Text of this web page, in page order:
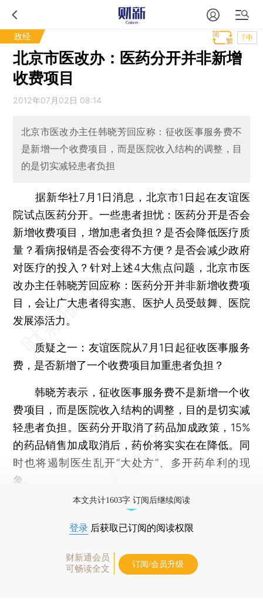
政经 T中
北京市医改办：医药分开并非新增
收费项目
2012年07月02日 08:14
北京市医改办主任韩晓芳回应称：征收医事服务费不
是新增一个收费项目，而是医院收入结构的调整，目
的是切实减轻患者负担
据新华社7月1日消息，北京市1日起在友谊医
院试点医药分开。一些患者担忧：医药分开是否会
新增收费项目，增加患者负担？是否会降低医疗质
量？看病报销是否会变得不方便？是否会减少政府
对医疗的投入？针对上述4大焦点问题，北京市医
改办主任韩晓芳回应称：医药分开并非新增收费项
目，会让广大患者得实惠、医护人员受鼓舞、医院
发展添活力。
质疑之一：友谊医院从7月1日起征收医事服务
费，是否新增了一个收费项目加重患者负担？
韩晓芳表示，征收医事服务费不是新增一个收
费项目，而是医院收入结构的调整，目的是切实减
轻患者负担。医药分开取消了药品加成政策，15%
的药品销售加成取消后，药价将实实在在降低。同
时也将遏制医生乱开“大处方”、多开药牟利的现
象。
本文共计1603字 订阅后继续阅读
登录 后获取已订阅的阅读权限
财新通会员
可畅读全文
订阅/会员升级